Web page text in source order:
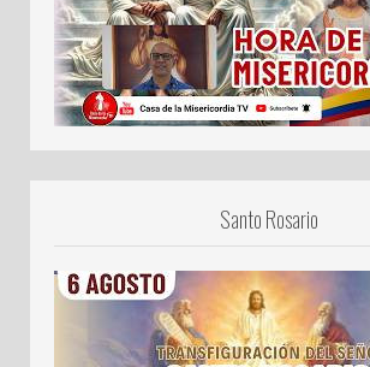
Santo Rosario